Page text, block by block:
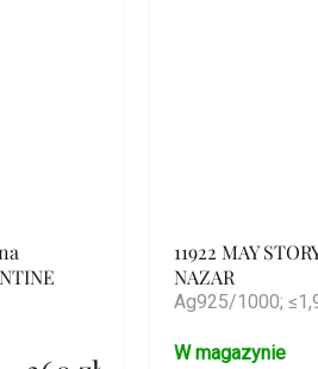
11922 MAY
NAZAR
Ag925/1000;
W magazynie